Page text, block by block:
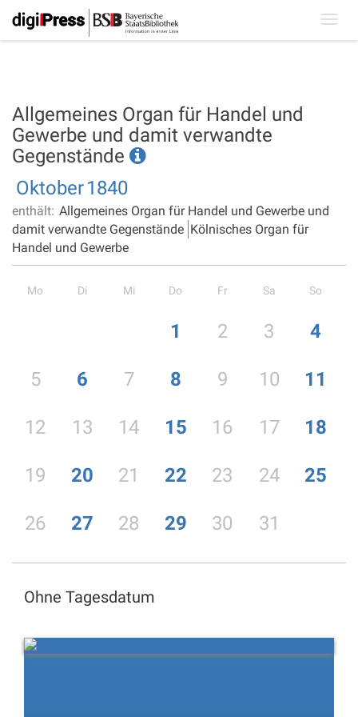
Allgemeines Organ für Handel und
Gewerbe und damit verwandte
Gegenstände
Oktober1840
enthält: Allgemeines Organ für Handel und Gewerbe und
damit verwandte Gegenstände Kölnisches Organ für
Handel und Gewerbe
Mo Di Mi Do Fr Sa So
1 2 3 4
5 6 7 8 9 10 11
12 13 14 15 16 17 18
19 20 21 22 23 24 25
26 27 28 29 30 31
Ohne Tagesdatum